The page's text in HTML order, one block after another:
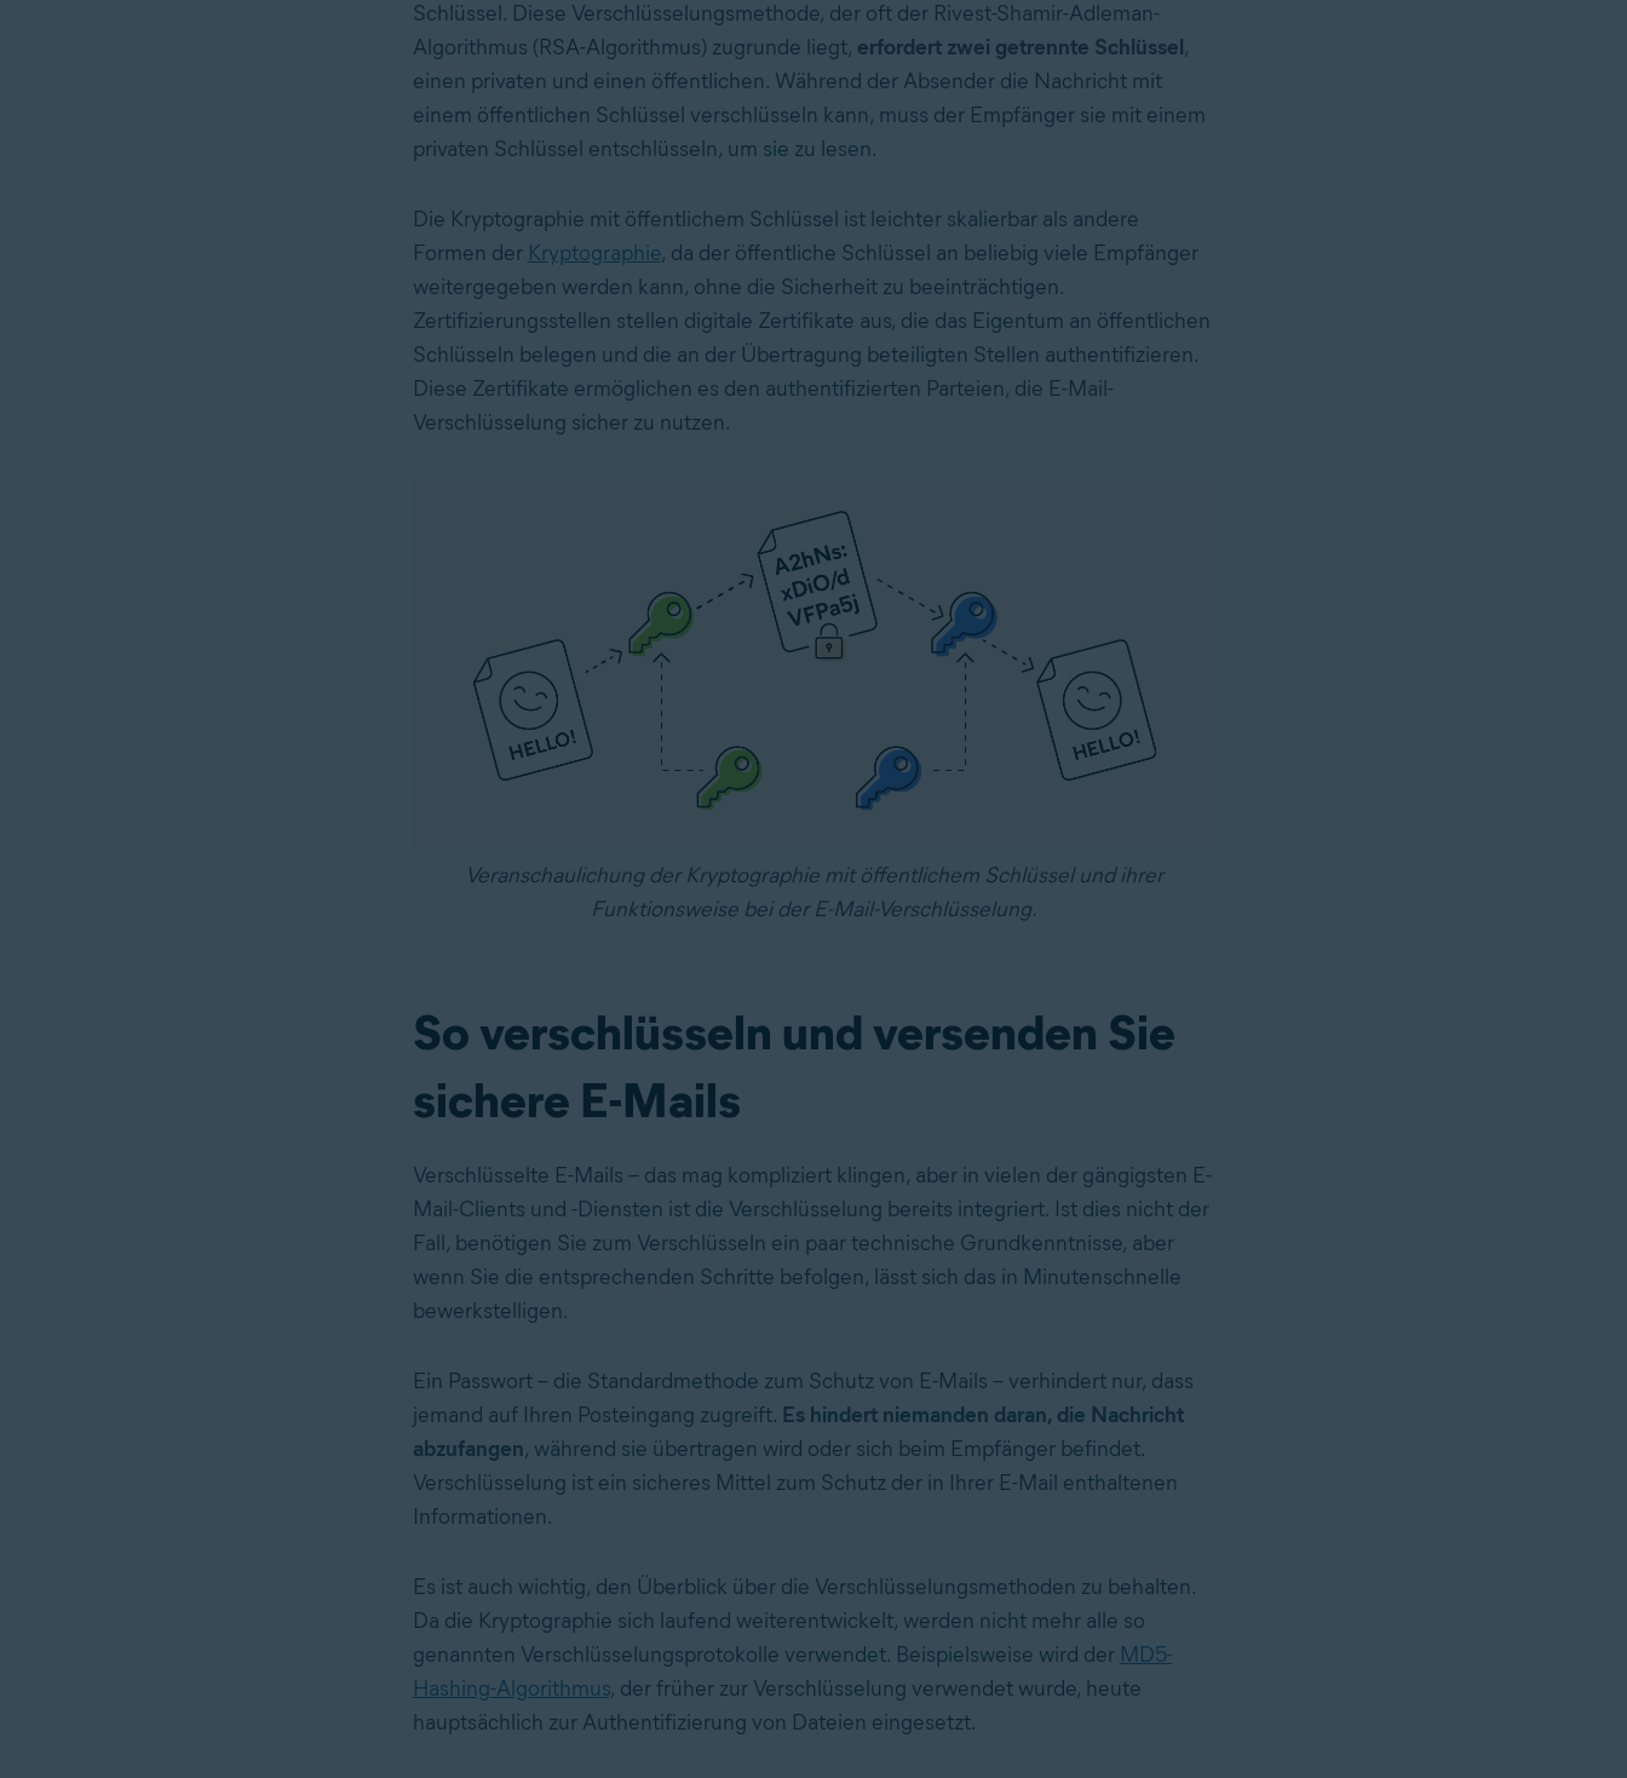
Schlüssel. Diese Verschlüsselungsmethode, der oft der Rivest-Shamir-Adleman-
Algorithmus (RSA-Algorithmus) zugrunde liegt, erfordert zwei getrennte Schlüssel,
einen privaten und einen öffentlichen. Während der Absender die Nachricht mit
einem öffentlichen Schlüssel verschlüsseln kann, muss der Empfänger sie mit einem
privaten Schlüssel entschlüsseln, um sie zu lesen.
Die Kryptographie mit öffentlichem Schlüssel ist leichter skalierbar als andere
Formen der Kryptographie, da der öffentliche Schlüssel an beliebig viele Empfänger
weitergegeben werden kann, ohne die Sicherheit zu beeinträchtigen.
Zertifizierungsstellen stellen digitale Zertifikate aus, die das Eigentum an öffentlichen
Schlüsseln belegen und die an der Übertragung beteiligten Stellen authentifizieren.
Diese Zertifikate ermöglichen es den authentifizierten Parteien, die E-Mail-
Verschlüsselung sicher zu nutzen.
Veranschaulichung der Kryptographie mit öffentlichem Schlüssel und ihrer
Funktionsweise bei der E-Mail-Verschlüsselung.
So verschlüsseln und versenden Sie
sichere E-Mails
Verschlüsselte E-Mails – das mag kompliziert klingen, aber in vielen der gängigsten E-
Mail-Clients und -Diensten ist die Verschlüsselung bereits integriert. Ist dies nicht der
Fall, benötigen Sie zum Verschlüsseln ein paar technische Grundkenntnisse, aber
wenn Sie die entsprechenden Schritte befolgen, lässt sich das in Minutenschnelle
bewerkstelligen.
Ein Passwort – die Standardmethode zum Schutz von E-Mails – verhindert nur, dass
jemand auf Ihren Posteingang zugreift. Es hindert niemanden daran, die Nachricht
abzufangen, während sie übertragen wird oder sich beim Empfänger befindet.
Verschlüsselung ist ein sicheres Mittel zum Schutz der in Ihrer E-Mail enthaltenen
Informationen.
Es ist auch wichtig, den Überblick über die Verschlüsselungsmethoden zu behalten.
Da die Kryptographie sich laufend weiterentwickelt, werden nicht mehr alle so
genannten Verschlüsselungsprotokolle verwendet. Beispielsweise wird der MD5-
Hashing-Algorithmus, der früher zur Verschlüsselung verwendet wurde, heute
hauptsächlich zur Authentifizierung von Dateien eingesetzt.